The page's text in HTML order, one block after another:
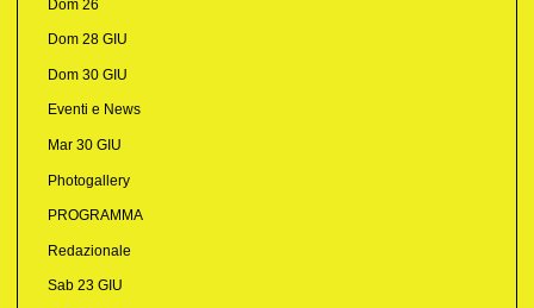
Dom 26
Dom 28 GIU
Dom 30 GIU
Eventi e News
Mar 30 GIU
Photogallery
PROGRAMMA
Redazionale
Sab 23 GIU